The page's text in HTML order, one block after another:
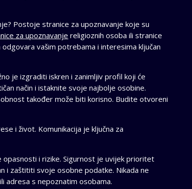
Postoje stranice za upoznavanje koje su
za upoznavanje religioznih osoba ili stranice
vašim potrebama i interesima ključan
je izgraditi iskren i zanimljiv profil koji će
način i istaknite svoje najbolje osobine.
također može biti korisno. Budite otvoreni
i život. Komunikacija je ključna za
i rizike. Sigurnost je uvijek prioritet
i zaštititi svoje osobne podatke. Nikada ne
adresa s nepoznatim osobama.